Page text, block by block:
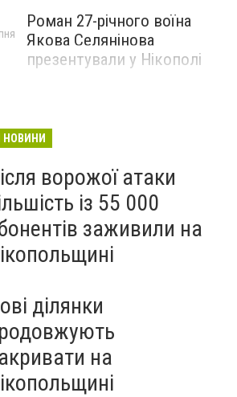
Роман 27-річного воїна
Якова Селянінова
презентували у Нікополі
НОВИНИ
ворожої атаки
із 55 000
заживили на
ділянки
на